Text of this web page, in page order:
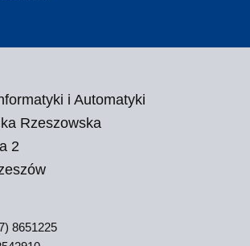
i Automatyki
Rzeszowska
2
8651225